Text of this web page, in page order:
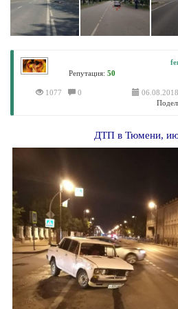
Репутация:50
1077 0
06.08.2018
ДТП в Тюмени,